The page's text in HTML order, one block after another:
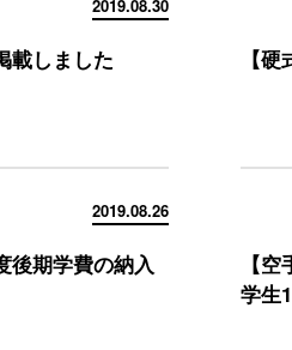
2019.08.30
載しました 【
2019.08.26
後期学費の納入
【
学生